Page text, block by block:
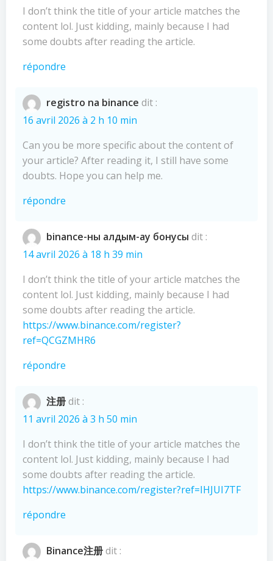
I don’t think the title of your article matches the
content lol. Just kidding, mainly because I had
some doubts after reading the article.
répondre
registro na binance dit :
16 avril 2026 à 2 h 10 min
Can you be more specific about the content of
your article? After reading it, I still have some
doubts. Hope you can help me.
répondre
binance-ны алдым-ау бонусы dit :
14 avril 2026 à 18 h 39 min
I don’t think the title of your article matches the
content lol. Just kidding, mainly because I had
some doubts after reading the article.
https://www.binance.com/register?
ref=QCGZMHR6
répondre
注册dit :
11 avril 2026 à 3 h 50 min
I don’t think the title of your article matches the
content lol. Just kidding, mainly because I had
some doubts after reading the article.
https://www.binance.com/register?ref=IHJUI7TF
répondre
Binance注册dit :